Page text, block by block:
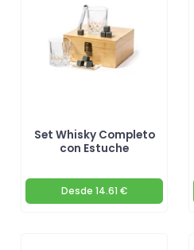
Set Whisky Completo
con Estuche
Desde 14.61 €